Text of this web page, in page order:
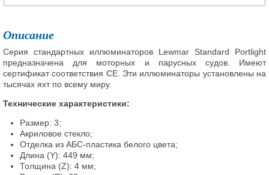
Описание
Серия стандартных иллюминаторов Lewmar Standard Portlight
предназначена для моторных и парусных судов. Имеют
сертификат соответствия CE. Эти иллюминаторы установлены на
тысячах яхт по всему миру.
Технические характеристики:
Размер: 3;
Акриловое стекло;
Отделка из АБС-пластика белого цвета;
Длина (Y): 449 мм;
Толщина (Z): 4 мм;